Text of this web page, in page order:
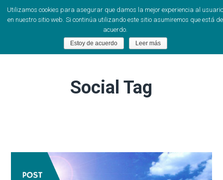
Social Tag
Utilizamos cookies para asegurar que damos la mejor experiencia al usuario
en nuestro sitio web. Si continúa utilizando este sitio asumiremos que está de
acuerdo.
Estoy de acuerdo Leer más